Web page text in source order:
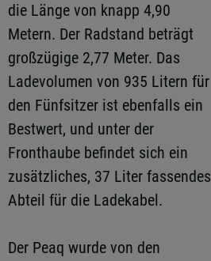
die Länge von knapp 4,90
Metern. Der Radstand beträgt
großzügige 2,77 Meter. Das
Ladevolumen von 935 Litern für
den Fünfsitzer ist ebenfalls ein
Bestwert, und unter der
Fronthaube befindet sich ein
zusätzliches, 37 Liter fassendes
Abteil für die Ladekabel.
Der Peaq wurde von den